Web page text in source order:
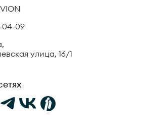
04-09
улица, 16/1